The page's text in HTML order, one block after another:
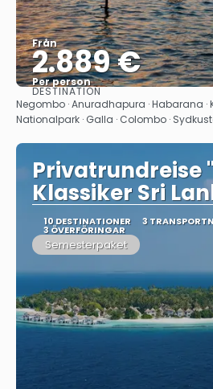
Från
2.889 €
Per person
Se
DESTINATION
Negombo · Anuradhapura · Habarana ·
Nationalpark · Galla · Colombo ·
Privatrundreise
Klassiker Sri
10 DESTINATIONER 3
3 ÖVERFÖRINGAR
Semesterpaket